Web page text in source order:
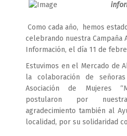
Como cada año, hemos
celebrando nuestra Campaña
Información, el día 11 de
Estuvimos en el Mercado de
la colaboración de
Asociación de Mujeres
postularon por
agradecimiento también al
localidad, por su solidaridad